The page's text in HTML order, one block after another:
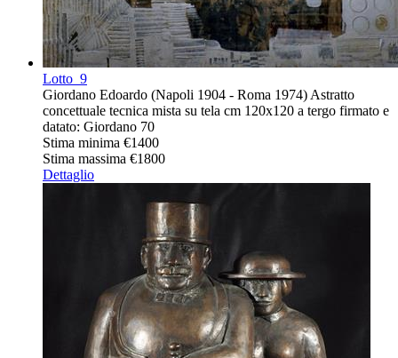
Lotto 9
Giordano Edoardo (Napoli 1904 - Roma 1974) Astratto
concettuale tecnica mista su tela cm 120x120 a tergo firmato e
datato: Giordano 70
Stima minima €1400
Stima massima €1800
Dettaglio